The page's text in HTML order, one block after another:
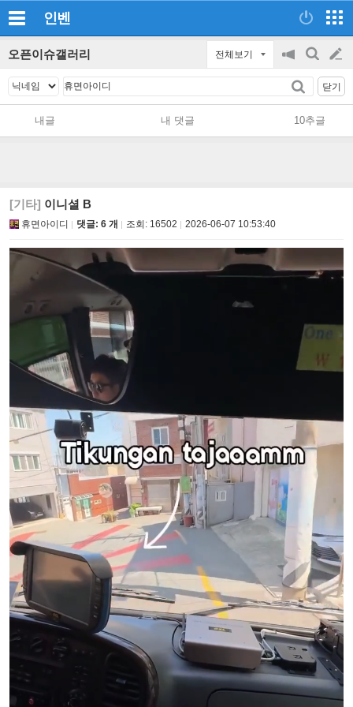
인벤
오픈이슈갤러리 전체보기
공
지
on/off
검
글
쓰
닫기
내글 내 댓글 10추글
[기타] 이니셜 B
휴면아이디 댓글: 6 개 조회: 16502 2026-06-07 10:53:40